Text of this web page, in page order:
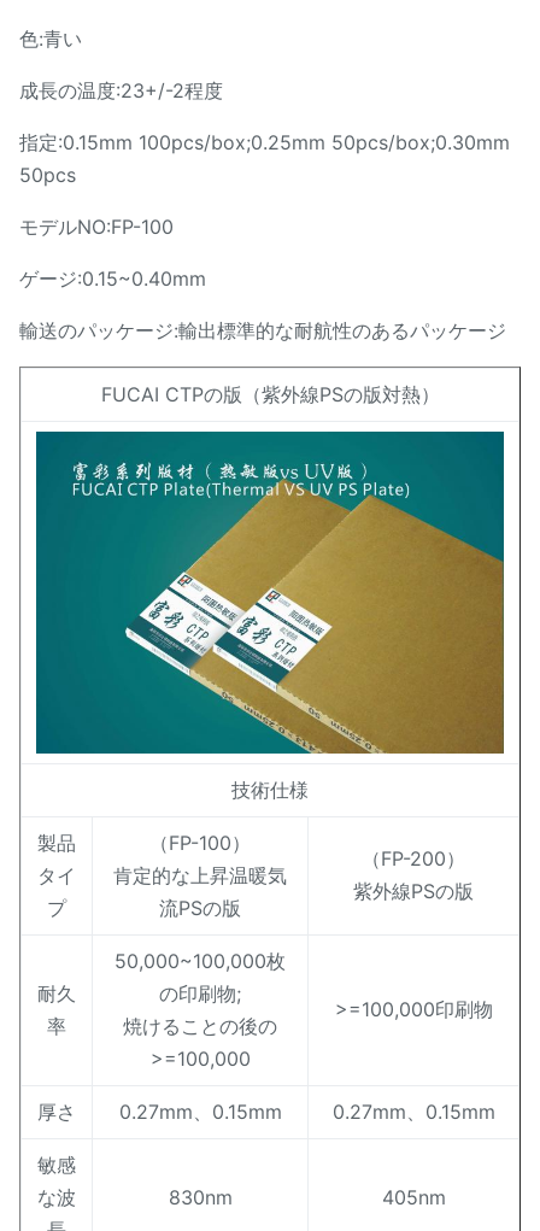
色:青い
成長の温度:23+/-2程度
指定:0.15mm 100pcs/box;0.25mm 50pcs/box;0.30mm
50pcs
モデルNO:FP-100
ゲージ:0.15~0.40mm
輸送のパッケージ:輸出標準的な耐航性のあるパッケージ
FUCAI CTPの版（紫外線PSの版対熱）
技術仕様
製品
タイ
プ
（FP-100）
肯定的な上昇温暖気
流PSの版
（FP-200）
紫外線PSの版
耐久
率
50,000~100,000枚
の印刷物;
焼けることの後の
>=100,000
>=100,000印刷物
厚さ 0.27mm、0.15mm 0.27mm、0.15mm
敏感
な波
830nm 405nm